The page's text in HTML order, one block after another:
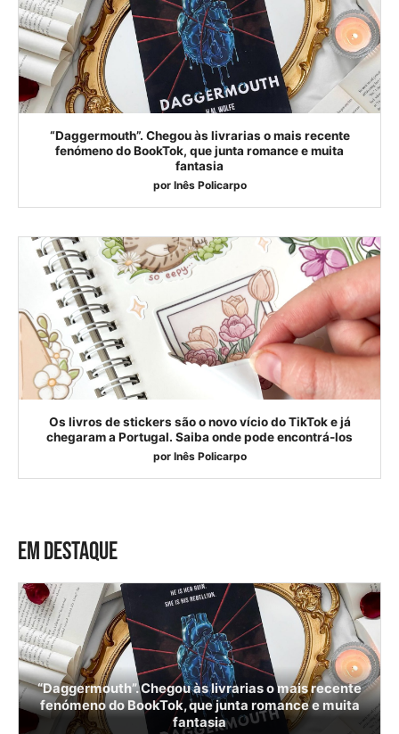
“Daggermouth”. Chegou às livrarias o mais recente
fenómeno do BookTok, que junta romance e muita
fantasia
por Inês Policarpo
Os livros de stickers são o novo vício do TikTok e já
chegaram a Portugal. Saiba onde pode encontrá-los
por Inês Policarpo
EM DESTAQUE
“Daggermouth”. Chegou às livrarias o mais recente
fenómeno do BookTok, que junta romance e muita
fantasia